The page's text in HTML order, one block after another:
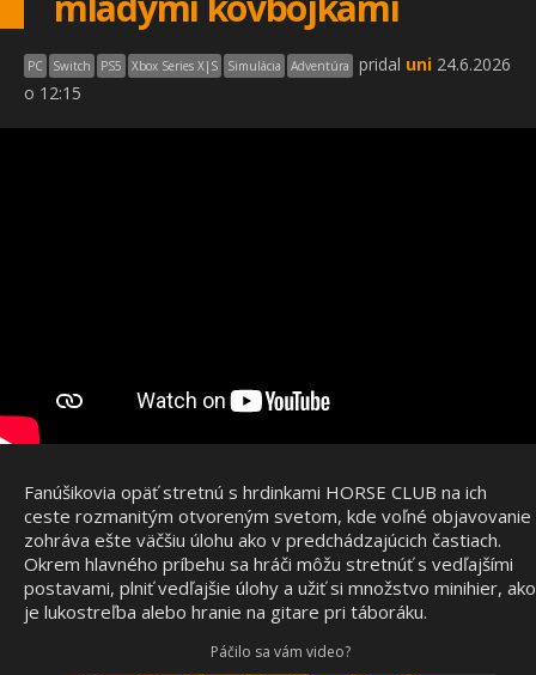
PC Switch PS5 Xbox Series X|S Simulácia Adventúra pridal uni 24.6.2026
o 12:15
Fanúšikovia opäť stretnú s hrdinkami HORSE CLUB na ich
ceste rozmanitým otvoreným svetom, kde voľné objavovanie
zohráva ešte väčšiu úlohu ako v predchádzajúcich častiach.
Okrem hlavného príbehu sa hráči môžu stretnúť s vedľajšími
postavami, plniť vedľajšie úlohy a užiť si množstvo minihier, ako
je lukostreľba alebo hranie na gitare pri táboráku.
Páčilo sa vám video?